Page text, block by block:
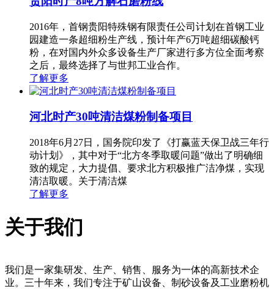
2016年，首钢贵阳特殊钢有限责任公司计划在首钢工业
园建造一条超细粉生产线，预计年产6万吨超细碳酸钙
粉，在对国内外众多设备生产厂家进行多方位全面考察
之后，最终选择了与世邦工业合作。
了解更多
河北时产30吨清洁煤粉制备项目
2018年6月27日，国务院印发了《打赢蓝天保卫战三年行
动计划》，其中对于“北方冬季取暖问题”做出了明确细
致的规定，大力提倡、要求北方积极推广洁净煤，实现
清洁取暖。关于清洁煤
了解更多
关于我们
我们是一家集研发、生产、销售、服务为一体的高新技术企
业。三十年来，我们专注于矿山设备、制砂设备及工业磨粉机